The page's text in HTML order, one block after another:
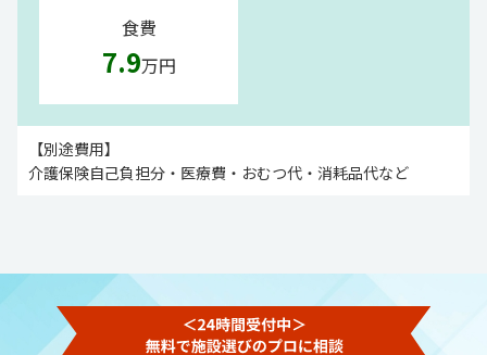
食費
7.9万円
【別途費用】
介護保険自己負担分・医療費・おむつ代・消耗品代など